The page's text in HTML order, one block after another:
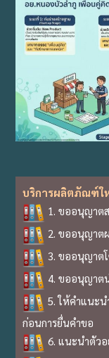
บริการผลิตภัณฑ์ใ
1. ขออนุญาต
2. ขออนุญา
3. ขออนุญาต
4. ขออนุญาต
5. ให้คำแนะ
ก่อนการยื่นคำขอ
6. แนะนำตัว